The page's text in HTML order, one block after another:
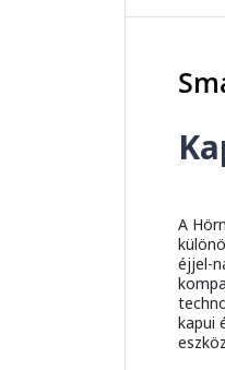
A
éjjel-
kapui